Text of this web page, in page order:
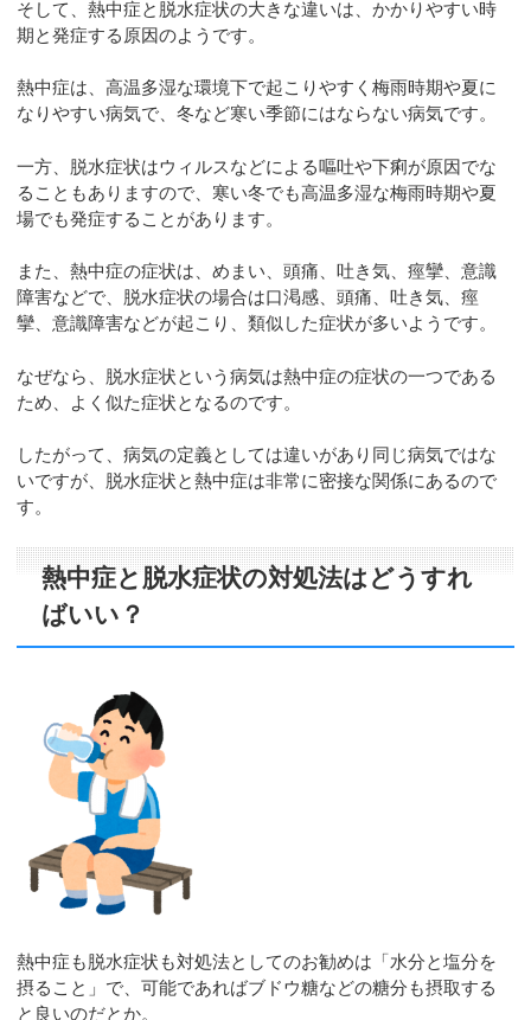
そして、熱中症と脱水症状の大きな違いは、かかりやすい時
期と発症する原因のようです。
熱中症は、高温多湿な環境下で起こりやすく梅雨時期や夏に
なりやすい病気で、冬など寒い季節にはならない病気です。
一方、脱水症状はウィルスなどによる嘔吐や下痢が原因でな
ることもありますので、寒い冬でも高温多湿な梅雨時期や夏
場でも発症することがあります。
また、熱中症の症状は、めまい、頭痛、吐き気、痙攣、意識
障害などで、脱水症状の場合は口渇感、頭痛、吐き気、痙
攣、意識障害などが起こり、類似した症状が多いようです。
なぜなら、脱水症状という病気は熱中症の症状の一つである
ため、よく似た症状となるのです。
したがって、病気の定義としては違いがあり同じ病気ではな
いですが、脱水症状と熱中症は非常に密接な関係にあるので
す。
熱中症と脱水症状の対処法はどうすれ
ばいい？
熱中症も脱水症状も対処法としてのお勧めは「水分と塩分を
摂ること」で、可能であればブドウ糖などの糖分も摂取する
と良いのだとか。